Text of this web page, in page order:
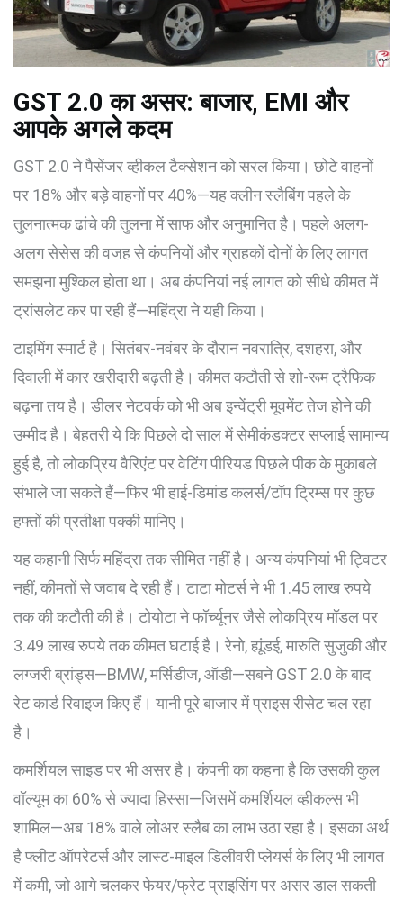
GST 2.0 का असर: बाजार, EMI और
आपके अगले कदम
GST 2.0 ने पैसेंजर व्हीकल टैक्सेशन को सरल किया। छोटे वाहनों
पर 18% और बड़े वाहनों पर 40%—यह क्लीन स्लैबिंग पहले के
तुलनात्मक ढांचे की तुलना में साफ और अनुमानित है। पहले अलग-
अलग सेसेस की वजह से कंपनियों और ग्राहकों दोनों के लिए लागत
समझना मुश्किल होता था। अब कंपनियां नई लागत को सीधे कीमत में
ट्रांसलेट कर पा रही हैं—महिंद्रा ने यही किया।
टाइमिंग स्मार्ट है। सितंबर-नवंबर के दौरान नवरात्रि, दशहरा, और
दिवाली में कार खरीदारी बढ़ती है। कीमत कटौती से शो-रूम ट्रैफिक
बढ़ना तय है। डीलर नेटवर्क को भी अब इन्वेंट्री मूवमेंट तेज होने की
उम्मीद है। बेहतरी ये कि पिछले दो साल में सेमीकंडक्टर सप्लाई सामान्य
हुई है, तो लोकप्रिय वैरिएंट पर वेटिंग पीरियड पिछले पीक के मुकाबले
संभाले जा सकते हैं—फिर भी हाई-डिमांड कलर्स/टॉप ट्रिम्स पर कुछ
हफ्तों की प्रतीक्षा पक्की मानिए।
यह कहानी सिर्फ महिंद्रा तक सीमित नहीं है। अन्य कंपनियां भी ट्विटर
नहीं, कीमतों से जवाब दे रही हैं। टाटा मोटर्स ने भी 1.45 लाख रुपये
तक की कटौती की है। टोयोटा ने फॉर्च्यूनर जैसे लोकप्रिय मॉडल पर
3.49 लाख रुपये तक कीमत घटाई है। रेनो, ह्यूंडई, मारुति सुजुकी और
लग्जरी ब्रांड्स—BMW, मर्सिडीज, ऑडी—सबने GST 2.0 के बाद
रेट कार्ड रिवाइज किए हैं। यानी पूरे बाजार में प्राइस रीसेट चल रहा
है।
कमर्शियल साइड पर भी असर है। कंपनी का कहना है कि उसकी कुल
वॉल्यूम का 60% से ज्यादा हिस्सा—जिसमें कमर्शियल व्हीकल्स भी
शामिल—अब 18% वाले लोअर स्लैब का लाभ उठा रहा है। इसका अर्थ
है फ्लीट ऑपरेटर्स और लास्ट-माइल डिलीवरी प्लेयर्स के लिए भी लागत
में कमी, जो आगे चलकर फेयर/फ्रेट प्राइसिंग पर असर डाल सकती